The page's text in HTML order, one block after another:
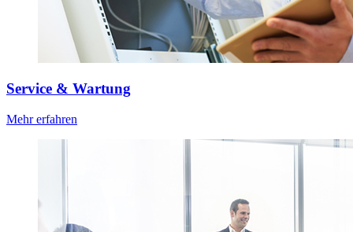
Service & Wartung
Mehr erfahren